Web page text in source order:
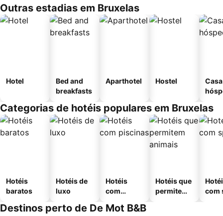
Outras estadias em Bruxelas
Hotel
Bed and
breakfasts
Aparthotel Hostel
Categorias de hotéis populares em Bruxelas
Hotéis
baratos
Hotéis de
luxo
Hotéis
com
Hotéis que
permitem
com
Destinos perto de De Mot B&B